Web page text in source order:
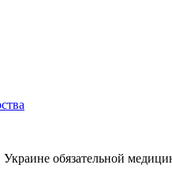
обязательной